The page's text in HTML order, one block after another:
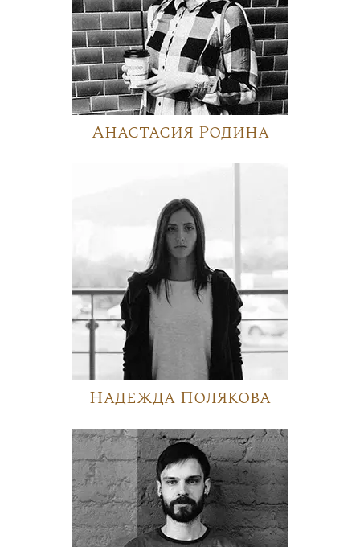
Анастасия Родина
Надежда Полякова